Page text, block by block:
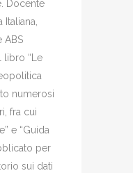
Docente
Italiana,
ABS
libro “Le
numerosi
fra cui
e “Guida
per
sui dati